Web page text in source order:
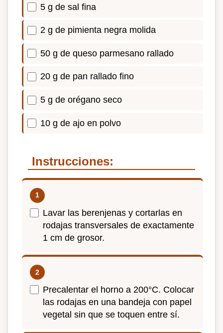
5 g de sal fina
2 g de pimienta negra molida
50 g de queso parmesano rallado
20 g de pan rallado fino
5 g de orégano seco
10 g de ajo en polvo
Instrucciones:
Lavar las berenjenas y cortarlas en
rodajas transversales de exactamente
1 cm de grosor.
Precalentar el horno a 200°C. Colocar
las rodajas en una bandeja con papel
vegetal sin que se toquen entre sí.